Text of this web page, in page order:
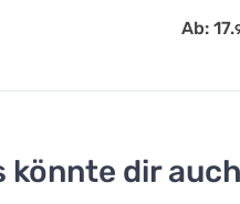
Ab: 17.
könnte dir